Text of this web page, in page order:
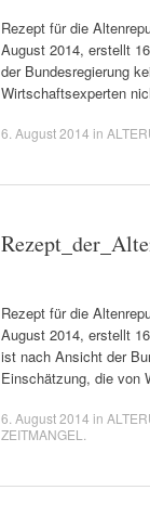
Rezept für die
August 2014, erstellt
der Bundesregierung
Wirtschaftsexperten
6. August 2014 in
Rezept für die
August 2014, erstellt
ist nach Ansicht der
Einschätzung, die von
6. August 2014 in
ZEITMANGEL